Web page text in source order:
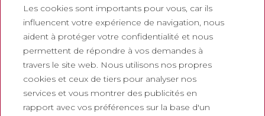
Newsletter
Travaillez avec nous
Foire aux questions
Billets touristiques
Politique de confidentialité
Les cookies sont importants pour vous, car ils
influencent votre expérience de navigation, nous
aident à protéger votre confidentialité et nous
permettent de répondre à vos demandes à
travers le site web. Nous utilisons nos propres
cookies et ceux de tiers pour analyser nos
services et vous montrer des publicités en
rapport avec vos préférences sur la base d'un